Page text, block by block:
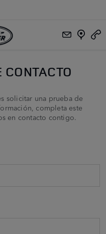
solicitar una prueba de
completa este
en contacto contigo.